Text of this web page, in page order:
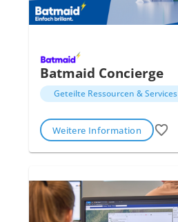
Batmaid Concierge
Geteilte Ressourcen & Services
Weitere Information